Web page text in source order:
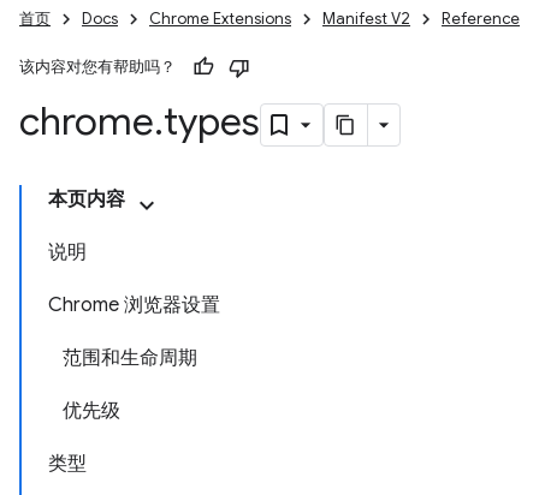
首页 Docs Chrome Extensions Manifest V2 Reference
该内容对您有帮助吗？
chrome.types
本页内容
说明
Chrome 浏览器设置
范围和生命周期
优先级
类型